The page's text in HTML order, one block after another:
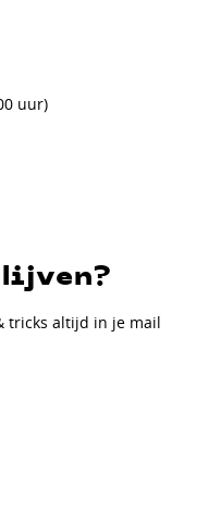
uur)
tricks altijd in je mail